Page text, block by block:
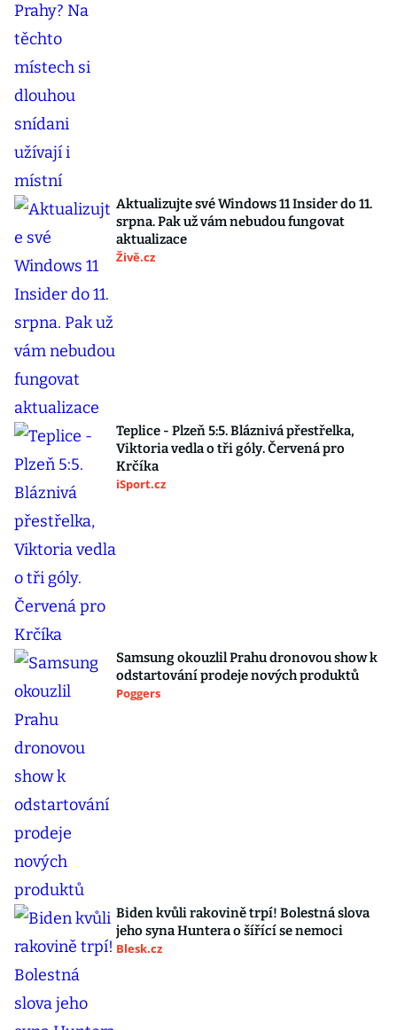
Aktualizujte své Windows 11 Insider do 11.
srpna. Pak už vám nebudou fungovat
aktualizace
Živě.cz
Teplice - Plzeň 5:5. Bláznivá přestřelka,
Viktoria vedla o tři góly. Červená pro
Krčíka
iSport.cz
Samsung okouzlil Prahu dronovou show k
odstartování prodeje nových produktů
Poggers
Biden kvůli rakovině trpí! Bolestná slova
jeho syna Huntera o šířící se nemoci
Blesk.cz